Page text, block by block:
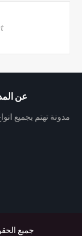
عن
مدونة تهتم بجميع
جميع